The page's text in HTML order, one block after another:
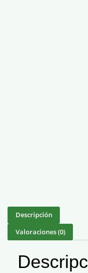
Descripción
Valoraciones (0)
Descripc